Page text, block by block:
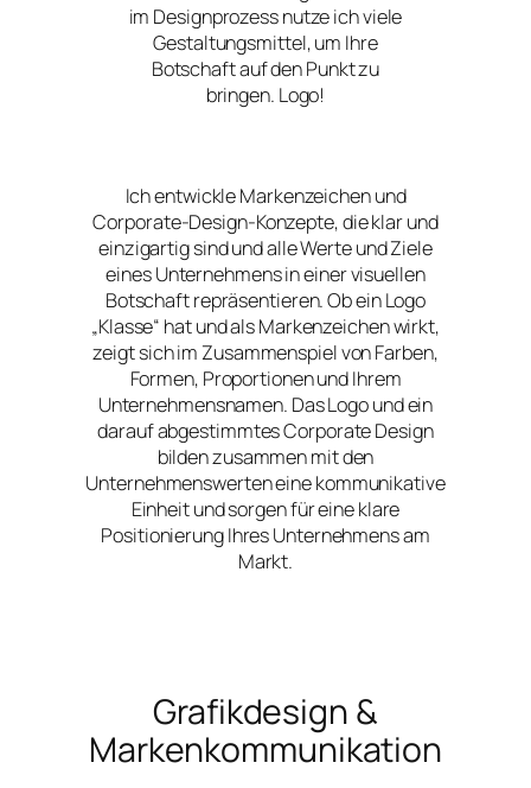
im Designprozess nutze ich viele
Gestaltungsmittel, um Ihre
Botschaft auf den Punkt zu
bringen. Logo!
Ich entwickle Markenzeichen und
Corporate-Design-Konzepte, die klar und
einzigartig sind und alle Werte und Ziele
eines Unternehmens in einer visuellen
Botschaft repräsentieren. Ob ein Logo
„Klasse“ hat und als Markenzeichen wirkt,
zeigt sich im Zusammenspiel von Farben,
Formen, Proportionen und Ihrem
Unternehmensnamen. Das Logo und ein
darauf abgestimmtes Corporate Design
bilden zusammen mit den
Unternehmenswerten eine kommunikative
Einheit und sorgen für eine klare
Positionierung Ihres Unternehmens am
Markt.
Grafikdesign &
Markenkommunikation